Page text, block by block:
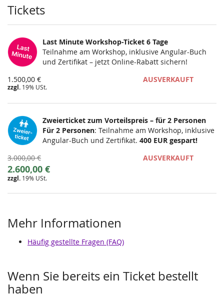
Produkte
Tickets
Last Minute Workshop-Ticket 6 Tage
Teilnahme am Workshop, inklusive Angular-Buch
und Zertifikat – jetzt Online-Rabatt sichern!
1.500,00 €
zzgl. 19% USt.
AUSVERKAUFT
Zweierticket zum Vorteilspreis – für 2 Personen
Für 2 Personen: Teilnahme am Workshop, inklusive
Angular-Buch und Zertifikat. 400 EUR gespart!
Ursprünglicher
Preis:
3.000,00 €
Neuer
Preis:
2.600,00 €
zzgl. 19% USt.
AUSVERKAUFT
Mehr Informationen
Häufig gestellte Fragen (FAQ)
Wenn Sie bereits ein Ticket bestellt
haben